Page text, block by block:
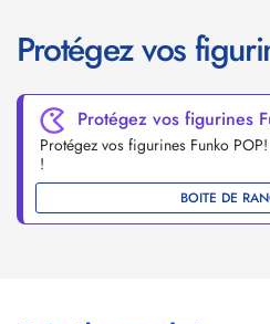
Protégez vos
Protégez vos figurines
Protégez vos figurines Funko
!
BOITE DE